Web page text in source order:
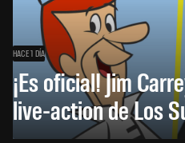
HACE 1 DÍA
¡Es oficial! Jim
live-action de Los